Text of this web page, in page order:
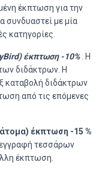
έκπτωση για την
συνδυαστεί με μία
κατηγορίες.
Bird) έκπτωση -10%
. Η
διδάκτρων. Η
καταβολή διδάκτρων
από τις επόμενες
έκπτωση -15 %
εγγραφή τεσσάρων
έκπτωση.